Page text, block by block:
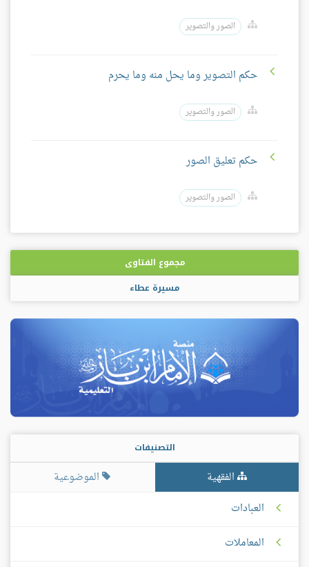
الصور والتصوير
حكم التصوير وما يحل منه وما يحرم
الصور والتصوير
حكم تعليق الصور
الصور والتصوير
مجموع الفتاوى
مسيرة عطاء
التصنيفات
الفقهية
الموضوعية
العبادات
المعاملات